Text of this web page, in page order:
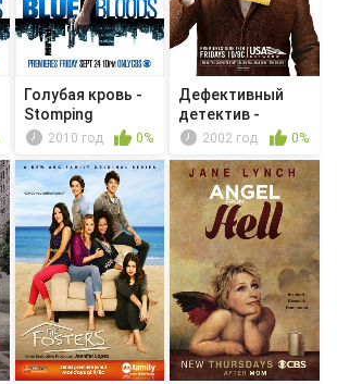
Голубая кровь -
Stomping
Grounds
2010 год 0%
Дефективный
детектив -
Мистер Монк
2002 год 0%